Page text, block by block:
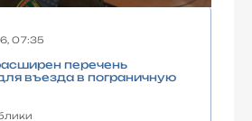
07:35
перечень
въезда в пограничную